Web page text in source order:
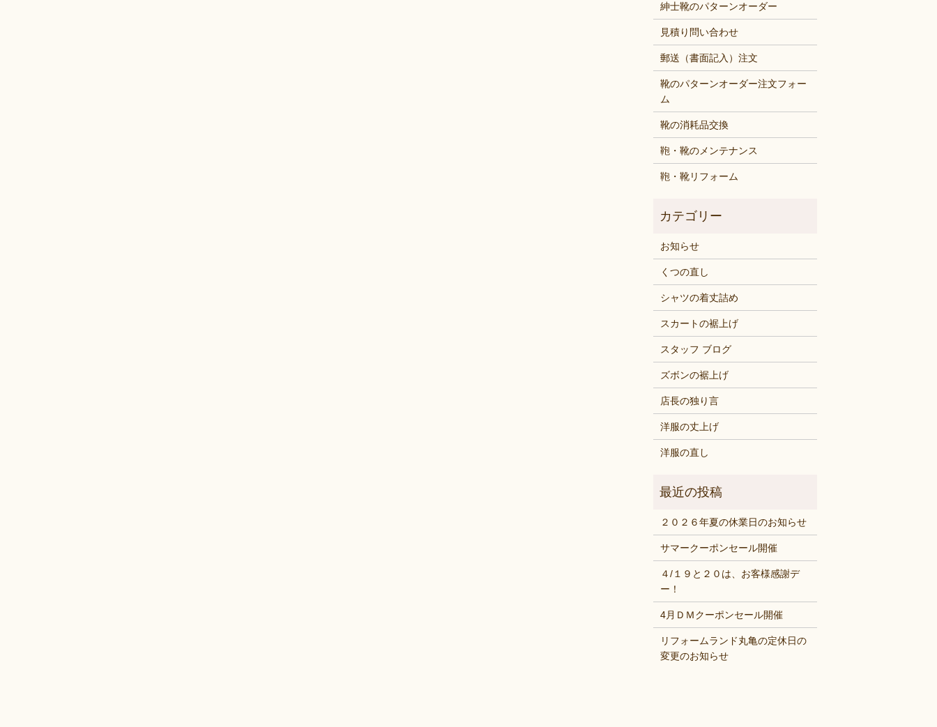
紳士靴のパターンオーダー
見積り問い合わせ
郵送（書面記入）注文
靴のパターンオーダー注文フォー
ム
靴の消耗品交換
鞄・靴のメンテナンス
鞄・靴リフォーム
お知らせ
くつの直し
シャツの着丈詰め
スカートの裾上げ
スタッフ ブログ
ズボンの裾上げ
店長の独り言
洋服の丈上げ
洋服の直し
２０２６年夏の休業日のお知らせ
サマークーポンセール開催
４/１９と２０は、お客様感謝デ
ー！
4月ＤＭクーポンセール開催
リフォームランド丸亀の定休日の
変更のお知らせ